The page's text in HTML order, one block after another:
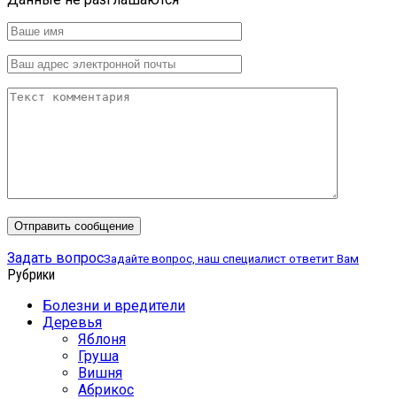
Задать вопросЗадайте вопрос, наш специалист ответит Вам
Рубрики
Болезни и вредители
Деревья
Яблоня
Груша
Вишня
Абрикос